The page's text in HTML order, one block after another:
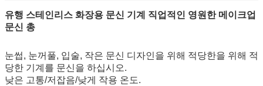
유행 스테인리스 화장용 문신 기계 직업적인 영원한 메이크업
문신 총
눈썹, 눈꺼풀, 입술, 작은 문신 디자인을 위해 적당한을 위해 적
당한 기계를 문신을 하십시오.
낮은 고통/저잡음/낮게 작용 온도.